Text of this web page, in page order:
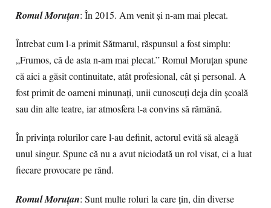
Romul Moruțan: În 2015. Am venit și n-am mai plecat.
Întrebat cum l-a primit Sătmarul, răspunsul a fost simplu:
„Frumos, că de asta n-am mai plecat.” Romul Moruțan spune
că aici a găsit continuitate, atât profesional, cât și personal. A
fost primit de oameni minunați, unii cunoscuți deja din școală
sau din alte teatre, iar atmosfera l-a convins să rămână.
În privința rolurilor care l-au definit, actorul evită să aleagă
unul singur. Spune că nu a avut niciodată un rol visat, ci a luat
fiecare provocare pe rând.
Romul Moruțan: Sunt multe roluri la care țin, din diverse